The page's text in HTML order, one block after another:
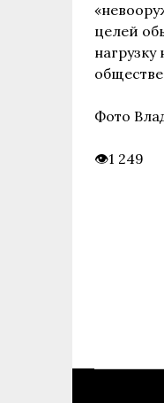
целей
Фото
1 249